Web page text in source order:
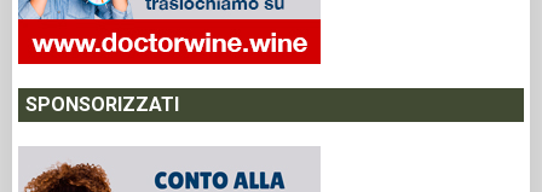
SPONSORIZZATI